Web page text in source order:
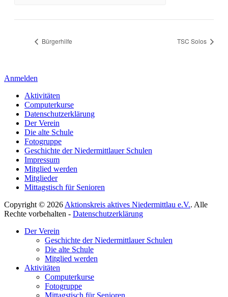
Bürgerhilfe TSC Solos
Anmelden
Aktivitäten
Computerkurse
Datenschutzerklärung
Der Verein
Die alte Schule
Fotogruppe
Geschichte der Niedermittlauer Schulen
Impressum
Mitglied werden
Mitglieder
Mittagstisch für Senioren
Copyright © 2026 Aktionskreis aktives Niedermittlau e.V.. Alle
Rechte vorbehalten - Datenschutzerklärung
scrollenDer Verein
Geschichte der Niedermittlauer Schulen
Die alte Schule
Mitglied werden
Aktivitäten
Computerkurse
Fotogruppe
Mittagstisch für Senioren